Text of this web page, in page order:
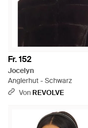
Fr. 152
Jocelyn
Anglerhut - Schwarz
Von REVOLVE